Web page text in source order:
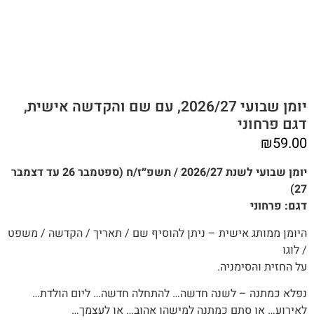
יומן שבועי 2026/27, עם שם והקדשה אישית,
דגם פרחוני
₪59.00
יומן שבועי לשנת 2026/27 / תשפ״ז/ח (ספטמבר 26 עד דצמבר
27)
דגם: פרחוני
היומן ממותג אישית – ניתן להוסיף שם / תאריך / הקדשה / משפט
/ לוגו
על החזית והסימניה.
נפלא כמתנה – לשנה חדשה… להתחלה חדשה… ליום הולדת…
לאירוע… או סתם כמתנה למישהו אהוב… או לעצמך…